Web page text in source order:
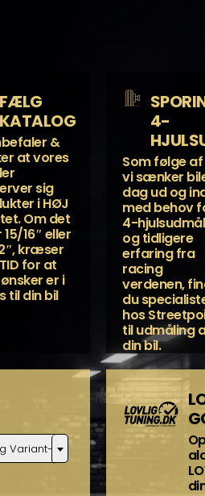
FÆLG
KATALOG
&
at vores
sig
i HØJ
Om det
15/16″ eller
kræser
for at
er i
til din bil
4-
Som følge
vi sænker
dag ud og
med behov
4-
og tidligere
erfaring fra
racing
verdenen,
du
hos
til udmåling
din bil.
Variant-